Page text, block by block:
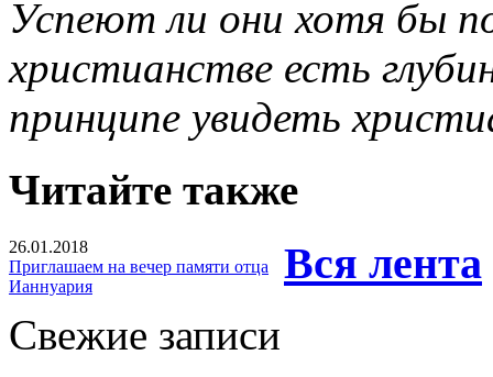
Успеют ли они хотя бы
христианстве есть
принципе увидеть
Читайте также
26.01.2018
Приглашаем на вечер памяти отца
Ианнуария
Вся лента
Свежие записи